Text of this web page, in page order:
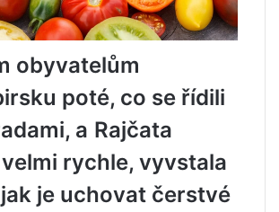
obyvatelům
poté, co se řídili
a Rajčata
rychle, vyvstala
je uchovat čerstvé